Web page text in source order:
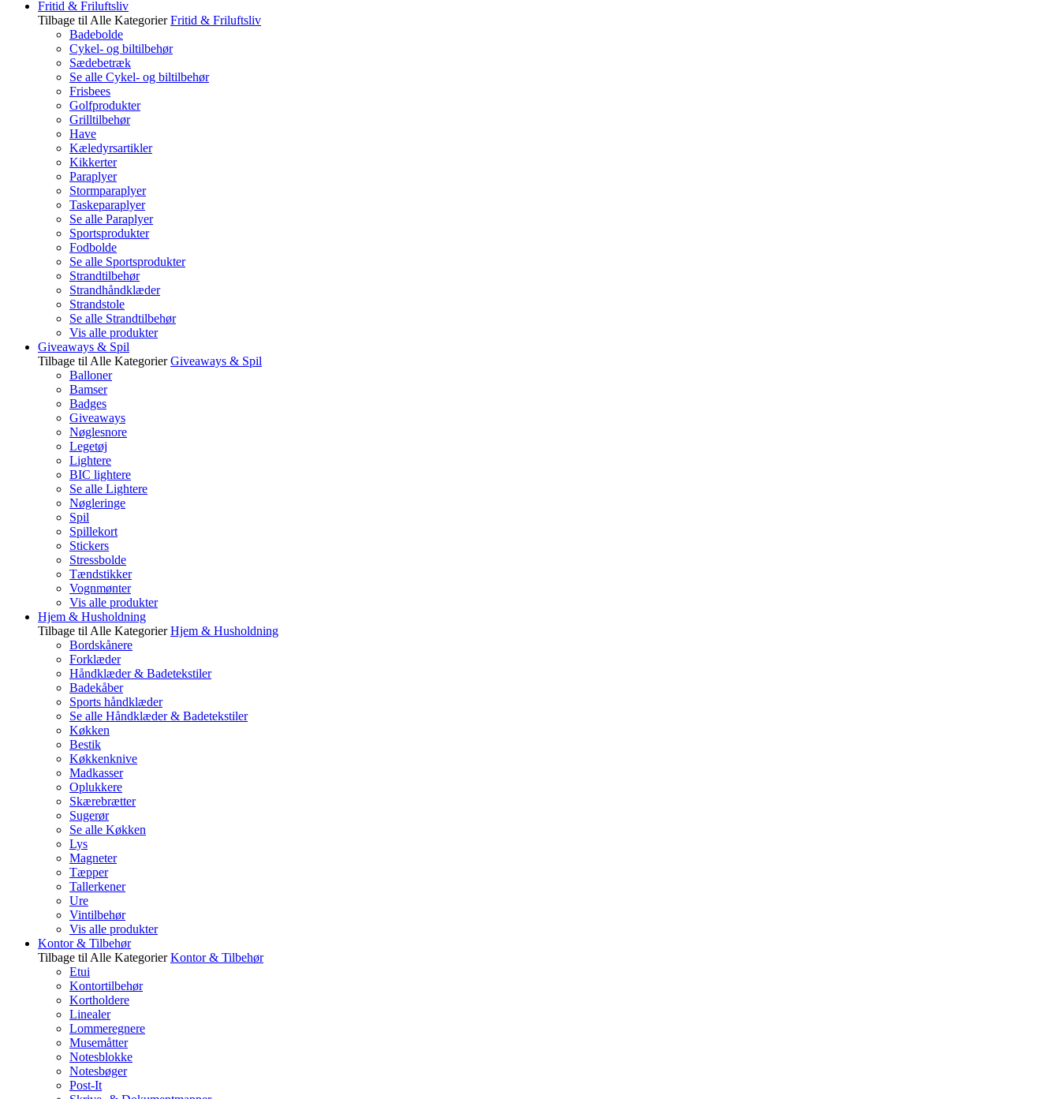
Fritid & Friluftsliv
Tilbage til Alle Kategorier Fritid & Friluftsliv
Badebolde
Cykel- og biltilbehør
Sædebetræk
Se alle Cykel- og biltilbehør
Frisbees
Golfprodukter
Grilltilbehør
Have
Kæledyrsartikler
Kikkerter
Paraplyer
Stormparaplyer
Taskeparaplyer
Se alle Paraplyer
Sportsprodukter
Fodbolde
Se alle Sportsprodukter
Strandtilbehør
Strandhåndklæder
Strandstole
Se alle Strandtilbehør
Vis alle produkter
Giveaways & Spil
Tilbage til Alle Kategorier Giveaways & Spil
Balloner
Bamser
Badges
Giveaways
Nøglesnore
Legetøj
Lightere
BIC lightere
Se alle Lightere
Nøgleringe
Spil
Spillekort
Stickers
Stressbolde
Tændstikker
Vognmønter
Vis alle produkter
Hjem & Husholdning
Tilbage til Alle Kategorier Hjem & Husholdning
Bordskånere
Forklæder
Håndklæder & Badetekstiler
Badekåber
Sports håndklæder
Se alle Håndklæder & Badetekstiler
Køkken
Bestik
Køkkenknive
Madkasser
Oplukkere
Skærebrætter
Sugerør
Se alle Køkken
Lys
Magneter
Tæpper
Tallerkener
Ure
Vintilbehør
Vis alle produkter
Kontor & Tilbehør
Tilbage til Alle Kategorier Kontor & Tilbehør
Etui
Kontortilbehør
Kortholdere
Linealer
Lommeregnere
Musemåtter
Notesblokke
Notesbøger
Post-It